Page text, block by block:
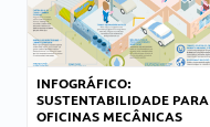
INFOGRÁFICO:
SUSTENTABILIDADE PARA
OFICINAS MECÂNICAS